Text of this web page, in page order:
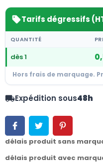
sellTarifs dégressifs
QUANTITÉ
dès 1
Hors frais de marquage.
local_shippingExpédition sous48h
délais produit sans
délais produit avec